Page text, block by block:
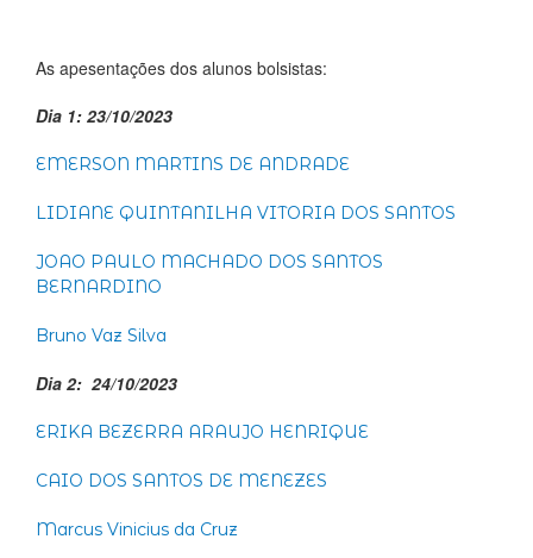
As apesentações dos alunos bolsistas:
Dia 1: 23/10/2023
EMERSON MARTINS DE ANDRADE
LIDIANE QUINTANILHA VITORIA DOS SANTOS
JOAO PAULO MACHADO DOS SANTOS
BERNARDINO
Bruno Vaz Silva
Dia 2: 24/10/2023
ERIKA BEZERRA ARAUJO HENRIQUE
CAIO DOS SANTOS DE MENEZES
Marcus Vinicius da Cruz